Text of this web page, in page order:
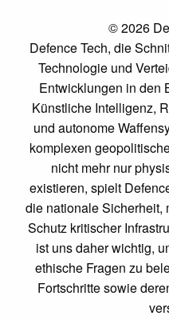
© 2026
Defence Tech, die
Technologie und
Entwicklungen in den
Künstliche Intelligenz,
und autonome
komplexen
nicht mehr nur
existieren, spielt
die nationale Sicherheit,
Schutz kritischer
ist uns daher wichtig,
ethische Fragen zu
Fortschritte sowie